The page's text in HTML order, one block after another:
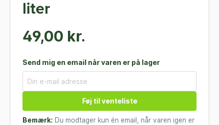
liter
49,00 kr.
Send mig en email når varen er på lager
Føj til venteliste
Bemærk: Du modtager kun én email, når varen igen er